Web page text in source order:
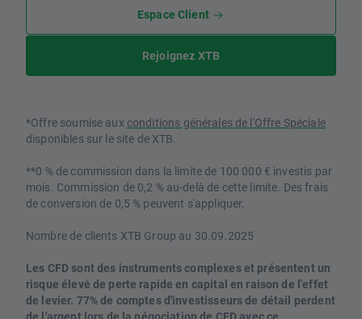
Espace Client
Rejoignez XTB
*Offre soumise aux conditions générales de l'Offre Spéciale
disponibles sur le site de XTB.
**0 % de commission dans la limite de 100 000 € investis par
mois. Commission de 0,2 % au-delà de cette limite. Des frais
de conversion de 0,5 % peuvent s'appliquer.
Nombre de clients XTB Group au 30.09.2025
Les CFD sont des instruments complexes et présentent un
risque élevé de perte rapide en capital en raison de l'effet
de levier. 77% de comptes d'investisseurs de détail perdent